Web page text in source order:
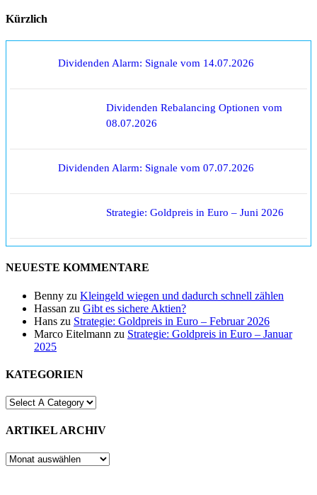
Kürzlich
Dividenden Alarm: Signale vom 14.07.2026
Dividenden Rebalancing Optionen vom
08.07.2026
Dividenden Alarm: Signale vom 07.07.2026
Strategie: Goldpreis in Euro – Juni 2026
NEUESTE KOMMENTARE
Benny zu Kleingeld wiegen und dadurch schnell zählen
Hassan zu Gibt es sichere Aktien?
Hans zu Strategie: Goldpreis in Euro – Februar 2026
Marco Eitelmann zu Strategie: Goldpreis in Euro – Januar
2025
KATEGORIEN
ARTIKEL ARCHIV
ARTIKEL